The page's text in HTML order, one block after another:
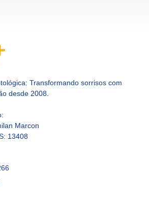
Transformando sorrisos com
desde 2008.
:
Marcon
13408